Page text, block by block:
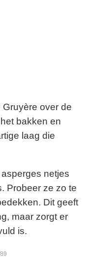
over de
bakken en
laag die
netjes
Probeer ze zo te
Dit geeft
maar zorgt er
is.